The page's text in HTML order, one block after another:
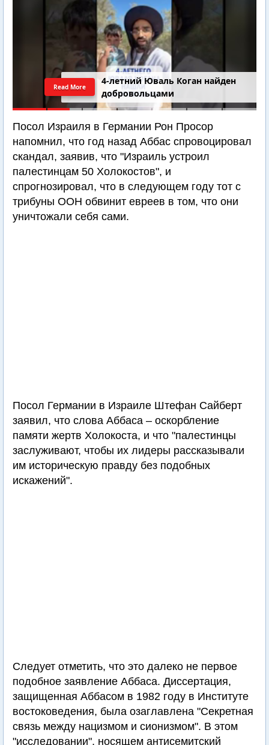
4-летний Юваль Коган найден
добровольцами
Read More
Посол Израиля в Германии Рон Просор
напомнил, что год назад Аббас спровоцировал
скандал, заявив, что "Израиль устроил
палестинцам 50 Холокостов", и
спрогнозировал, что в следующем году тот с
трибуны ООН обвинит евреев в том, что они
уничтожали себя сами.
Посол Германии в Израиле Штефан Сайберт
заявил, что слова Аббаса – оскорбление
памяти жертв Холокоста, и что "палестинцы
заслуживают, чтобы их лидеры рассказывали
им историческую правду без подобных
искажений".
Следует отметить, что это далеко не первое
подобное заявление Аббаса. Диссертация,
защищенная Аббасом в 1982 году в Институте
востоковедения, была озаглавлена "Секретная
связь между нацизмом и сионизмом". В этом
"исследовании", носящем антисемитский